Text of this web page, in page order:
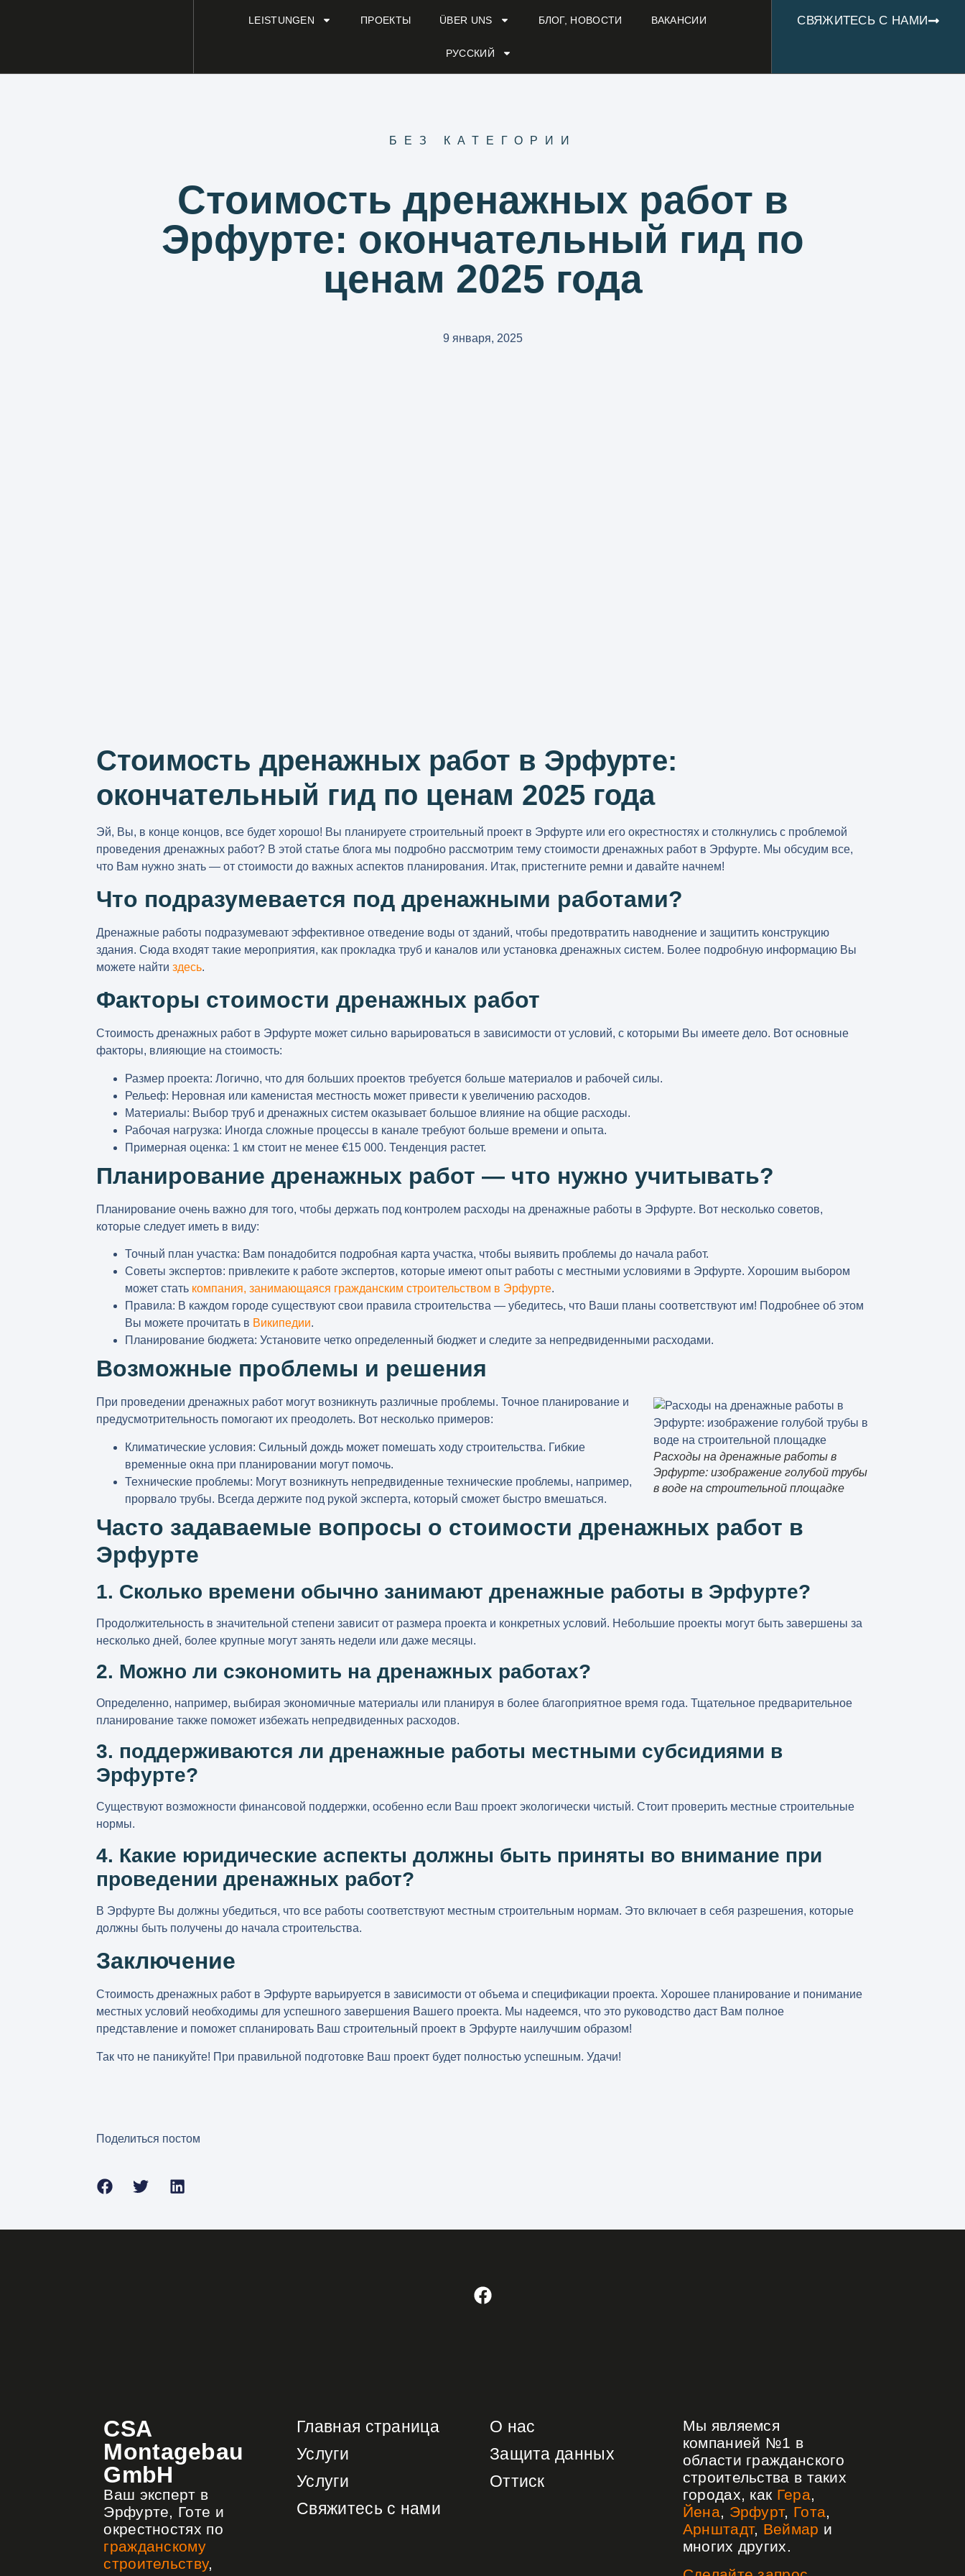
LEISTUNGEN ПРОЕКТЫ ÜBER UNS БЛОГ, НОВОСТИ ВАКАНСИИ
РУССКИЙ
СВЯЖИТЕСЬ С НАМИ
БЕЗ КАТЕГОРИИ
Стоимость дренажных работ в
Эрфурте: окончательный гид по
ценам 2025 года
9 января, 2025
Стоимость дренажных работ в Эрфурте:
окончательный гид по ценам 2025 года
Эй, Вы, в конце концов, все будет хорошо! Вы планируете строительный проект в Эрфурте или его окрестностях и столкнулись с проблемой
проведения дренажных работ? В этой статье блога мы подробно рассмотрим темустоимости дренажных работ в Эрфурте. Мы обсудим все,
что Вам нужно знать — от стоимости до важных аспектов планирования. Итак, пристегните ремни и давайте начнем!
Что подразумевается под дренажными работами?
Дренажные работы подразумевают эффективное отведение воды от зданий, чтобы предотвратить наводнение и защитить конструкцию
здания. Сюда входят такие мероприятия, как прокладка труб и каналов или установка дренажных систем. Более подробную информацию Вы
можете найтиздесь.
Факторы стоимости дренажных работ
Стоимость дренажных работ в Эрфурте может сильно варьироваться в зависимости от условий, с которыми Вы имеете дело. Вот основные
факторы, влияющие на стоимость:
Размер проекта: Логично, что для больших проектов требуется больше материалов и рабочей силы.
Рельеф: Неровная или каменистая местность может привести к увеличению расходов.
Материалы: Выбор труб и дренажных систем оказывает большое влияние на общие расходы.
Рабочая нагрузка: Иногда сложные процессы в канале требуют больше времени и опыта.
Примерная оценка: 1 км стоит не менее €15 000. Тенденция растет.
Планирование дренажных работ — что нужно учитывать?
Планирование очень важно для того, чтобы держать под контролем расходы на дренажные работы в Эрфурте. Вот несколько советов,
которые следует иметь в виду:
Точный план участка: Вам понадобится подробная карта участка, чтобы выявить проблемы до начала работ.
Советы экспертов: привлеките к работе экспертов, которые имеют опыт работы с местными условиями в Эрфурте. Хорошим выбором
может стать компания, занимающаяся гражданским строительством в Эрфурте.
Правила: В каждом городе существуют свои правила строительства — убедитесь, что Ваши планы соответствуют им! Подробнее об этом
Вы можете прочитать в Википедии.
Планирование бюджета: Установите четко определенный бюджет и следите за непредвиденными расходами.
Возможные проблемы и решения
Расходы на дренажные работы в
Эрфурте: изображение голубой трубы
в воде на строительной площадке
При проведении дренажных работ могут возникнуть различные проблемы. Точное планирование и
предусмотрительность помогают их преодолеть. Вот несколько примеров:
Климатические условия: Сильный дождь может помешать ходу строительства. Гибкие
временные окна при планировании могут помочь.
Технические проблемы: Могут возникнуть непредвиденные технические проблемы, например,
прорвало трубы. Всегда держите под рукой эксперта, который сможет быстро вмешаться.
Часто задаваемые вопросы о стоимости дренажных работ в
Эрфурте
1. Сколько времени обычно занимают дренажные работы в Эрфурте?
Продолжительность в значительной степени зависит от размера проекта и конкретных условий. Небольшие проекты могут быть завершены за
несколько дней, более крупные могут занять недели или даже месяцы.
2. Можно ли сэкономить на дренажных работах?
Определенно, например, выбирая экономичные материалы или планируя в более благоприятное время года. Тщательное предварительное
планирование также поможет избежать непредвиденных расходов.
3. поддерживаются ли дренажные работы местными субсидиями в
Эрфурте?
Существуют возможности финансовой поддержки, особенно если Ваш проект экологически чистый. Стоит проверить местные строительные
нормы.
4. Какие юридические аспекты должны быть приняты во внимание при
проведении дренажных работ?
В Эрфурте Вы должны убедиться, что все работы соответствуют местным строительным нормам. Это включает в себя разрешения, которые
должны быть получены до начала строительства.
Заключение
Стоимость дренажных работ в Эрфурте варьируется в зависимости от объема и спецификации проекта. Хорошее планирование и понимание
местных условий необходимы для успешного завершения Вашего проекта. Мы надеемся, что это руководство даст Вам полное
представление и поможет спланировать Ваш строительный проект в Эрфурте наилучшим образом!
Так что не паникуйте! При правильной подготовке Ваш проект будет полностью успешным. Удачи!
Поделиться постом
CSA
Montagebau
GmbH
Ваш эксперт в
Эрфурте, Готе и
окрестностях по
гражданскому
строительству,
Главная страница
Услуги
Услуги
Свяжитесь с нами
О нас
Защита данных
Оттиск
Мы являемся
компанией №1 в
области гражданского
строительства в таких
городах, как Гера,
Йена, Эрфурт, Гота,
Арнштадт, Веймар и
многих других.